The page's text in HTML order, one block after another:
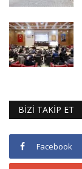
BİZİ TAKİP ET
Facebook